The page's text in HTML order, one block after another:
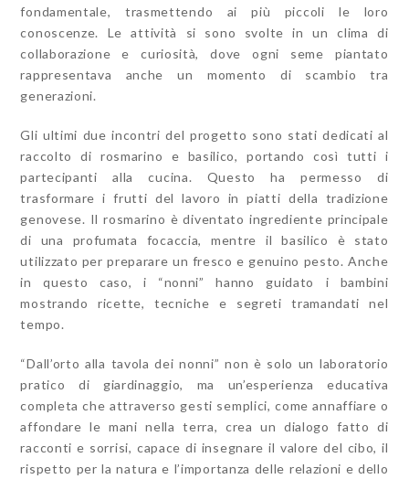
fondamentale, trasmettendo ai più piccoli le loro
conoscenze. Le attività si sono svolte in un clima di
collaborazione e curiosità, dove ogni seme piantato
rappresentava anche un momento di scambio tra
generazioni.
Gli ultimi due incontri del progetto sono stati dedicati al
raccolto di rosmarino e basilico, portando così tutti i
partecipanti alla cucina. Questo ha permesso di
trasformare i frutti del lavoro in piatti della tradizione
genovese. Il rosmarino è diventato ingrediente principale
di una profumata focaccia, mentre il basilico è stato
utilizzato per preparare un fresco e genuino pesto. Anche
in questo caso, i “nonni” hanno guidato i bambini
mostrando ricette, tecniche e segreti tramandati nel
tempo.
“Dall’orto alla tavola dei nonni” non è solo un laboratorio
pratico di giardinaggio, ma un’esperienza educativa
completa che attraverso gesti semplici, come annaffiare o
affondare le mani nella terra, crea un dialogo fatto di
racconti e sorrisi, capace di insegnare il valore del cibo, il
rispetto per la natura e l’importanza delle relazioni e dello